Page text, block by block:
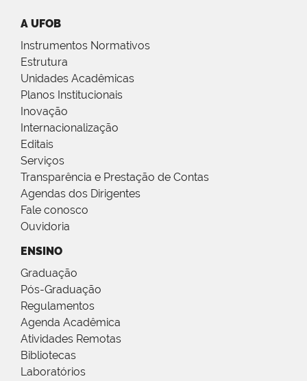
A UFOB
Instrumentos Normativos
Estrutura
Unidades Acadêmicas
Planos Institucionais
Inovação
Internacionalização
Editais
Serviços
Transparência e Prestação de Contas
Agendas dos Dirigentes
Fale conosco
Ouvidoria
ENSINO
Graduação
Pós-Graduação
Regulamentos
Agenda Acadêmica
Atividades Remotas
Bibliotecas
Laboratórios